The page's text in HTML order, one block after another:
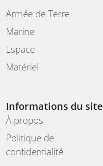
Armée de Terre
Marine
Espace
Matériel
Informations du site
À propos
Politique de
confidentialité